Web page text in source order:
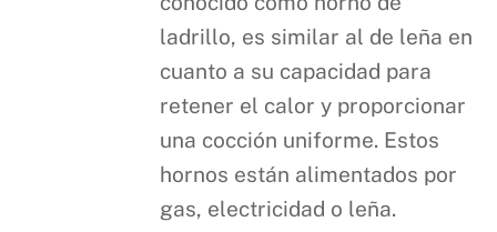
ladrillo, es similar al de leña en
cuanto a su capacidad para
retener el calor y proporcionar
una cocción uniforme. Estos
hornos están alimentados por
gas, electricidad o leña.